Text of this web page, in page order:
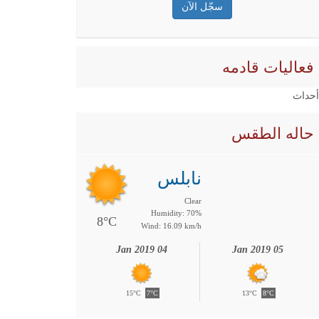
فعاليات قادمه
أحداث
حاله الطقس
8°C
نابلس
Clear
Humidity: 70%
Wind: 16.09 km/h
04 Jan 2019
15°C 7°C
05 Jan 2019
13°C 8°C